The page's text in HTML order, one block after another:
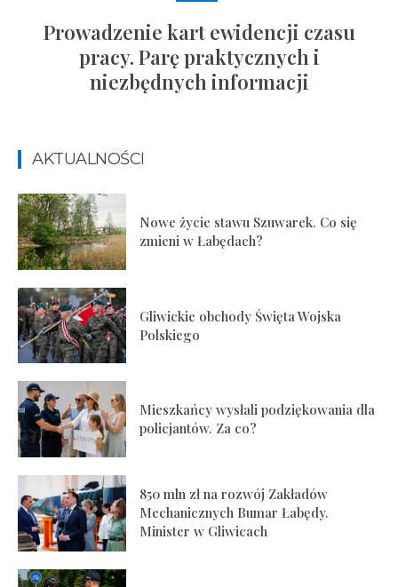
Prowadzenie kart ewidencji czasu
pracy. Parę praktycznych i
niezbędnych informacji
AKTUALNOŚCI
Nowe życie stawu Szuwarek. Co się
zmieni w Łabędach?
Gliwickie obchody Święta Wojska
Polskiego
Mieszkańcy wysłali podziękowania dla
policjantów. Za co?
850 mln zł na rozwój Zakładów
Mechanicznych Bumar Łabędy.
Minister w Gliwicach